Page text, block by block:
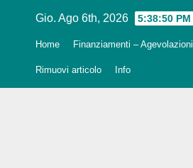
Gio. Ago 6th, 2026 5:38:51 PM
Home Finanziamenti – Agevolazioni
Rimuovi articolo Info